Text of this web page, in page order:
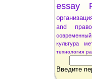
essay
and
право
современный
культура
технология
Введите